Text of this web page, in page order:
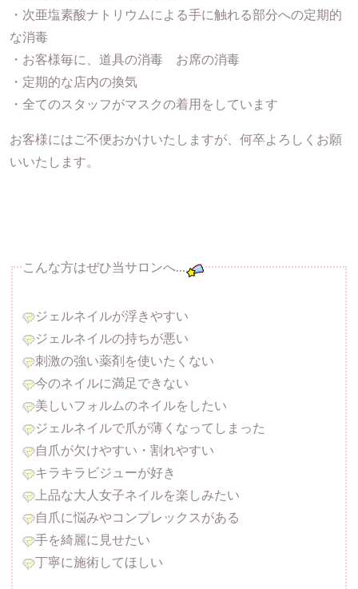
・次亜塩素酸ナトリウムによる手に触れる部分への定期的
な消毒
・お客様毎に、道具の消毒 お席の消毒
・定期的な店内の換気
・全てのスタッフがマスクの着用をしています
お客様にはご不便おかけいたしますが、何卒よろしくお願
いいたします。
こんな方はぜひ当サロンへ…
ジェルネイルが浮きやすい
ジェルネイルの持ちが悪い
刺激の強い薬剤を使いたくない
今のネイルに満足できない
美しいフォルムのネイルをしたい
ジェルネイルで爪が薄くなってしまった
自爪が欠けやすい・割れやすい
キラキラビジューが好き
上品な大人女子ネイルを楽しみたい
自爪に悩みやコンプレックスがある
手を綺麗に見せたい
丁寧に施術してほしい